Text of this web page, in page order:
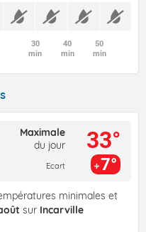
30
min
40
min
50
min
Maximale
du jour
Ecart
33°
7°
minimales et
sur Incarville